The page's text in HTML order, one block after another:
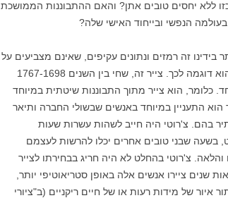
ללא יחסים טובים אתן? והאם ההתבוננות הממושכת
הנפשי ובייחוד האישי שלה?
זה רמזים ונתונים עקיפים, שאינם מצביעים על
כיוון חד-משמעי. ג'אקומו צ'רוטי (Giacomo Ceruti) הוא דוגמה לכך. צייר זה, שחי בין השנים 1767-1698
כלומר, הוא צייר מתוך התבוננות שיטתית במיוחד
הוא התעניין במיוחד באנשים שבשולי החברה ותיאר
בהם. צ'רוטי היה חייב לשהות עשרות שעות
בשעה שבני טובים אחרים יכלו להרשות לעצמם
צ'רוטי בהחלט לא היה חריג בבחירתו לצייר
שנים ציירו אנשים אלה באופן סטריאוטיפי יותר,
של מידות רעות או של חיים ריקניים (ב"ציורי